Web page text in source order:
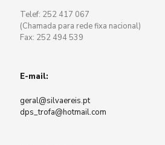
Telef: 252 417 067
(Chamada para rede fixa nacional)
Fax: 252 494 539
E-mail:
geral@silvaereis.pt
dps_trofa@hotmail.com